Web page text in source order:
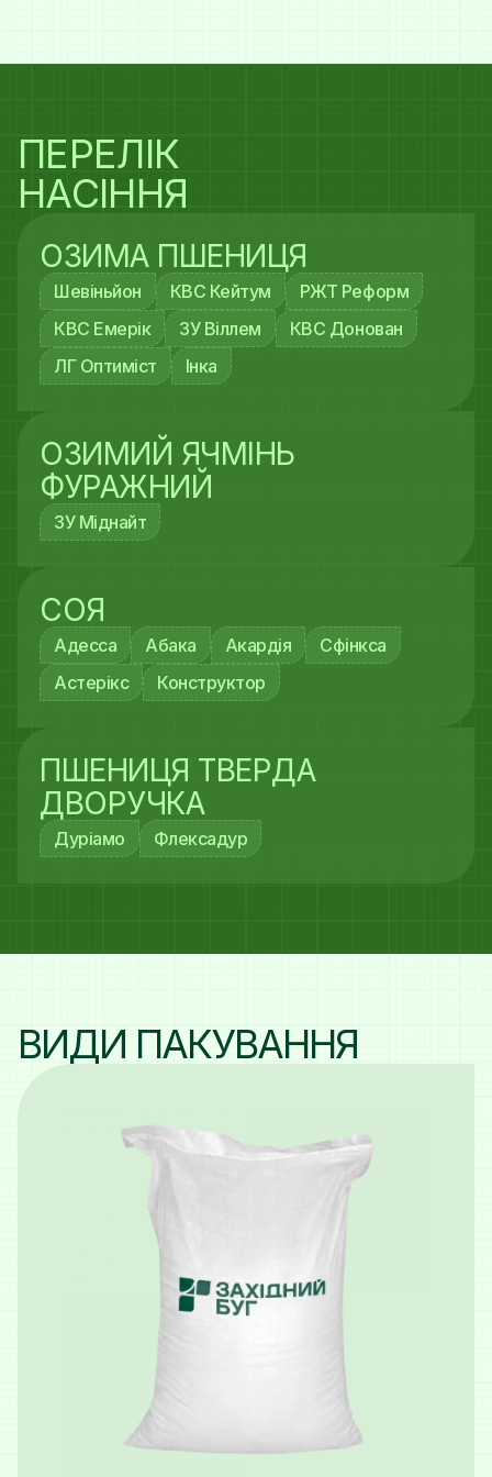
ПЕРЕЛІК
НАСІННЯ
ОЗИМА ПШЕНИЦЯ
Шевіньйон КВС Кейтум
РЖТ Реформ
КВС Емерік
ЗУ Віллем
КВС Донован
ЛГ Оптиміст
Інка
ОЗИМИЙ ЯЧМІНЬ
ФУРАЖНИЙ
ЗУ Міднайт
СОЯ
Адесса Абака Акардія
Сфінкса
Астерікс
Конструктор
ПШЕНИЦЯ ТВЕРДА
ДВОРУЧКА
Дуріамо Флексадур
ВИДИ ПАКУВАННЯ